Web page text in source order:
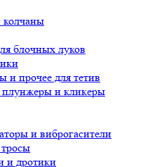
блочных луков
и прочее для тетив
и кликеры
и виброгасители
и дротики